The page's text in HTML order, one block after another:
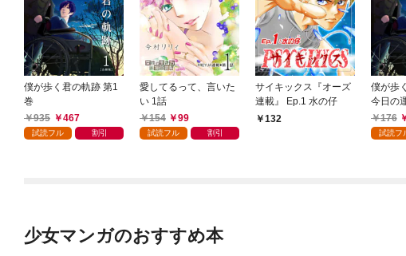
僕が歩く君の軌跡 第1
巻
935
467
試読フル 割引
愛してるって、言いた
い 1話
154
99
試読フル 割引
サイキックス『オーズ
連載』 Ep.1 水の仔
132
僕が歩
今日の
176
試読フ
少女マンガのおすすめ本